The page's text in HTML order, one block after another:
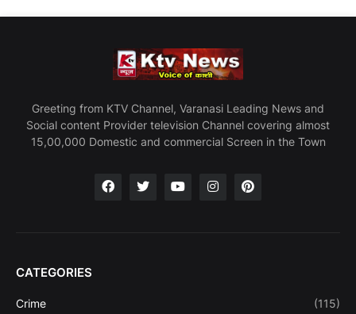
Greeting from KTV Channel, Varanasi Leading News and
Social content Provider television Channel covering almost
15,00,000 Domestic and commercial Screen in the Town
CATEGORIES
Crime (115)